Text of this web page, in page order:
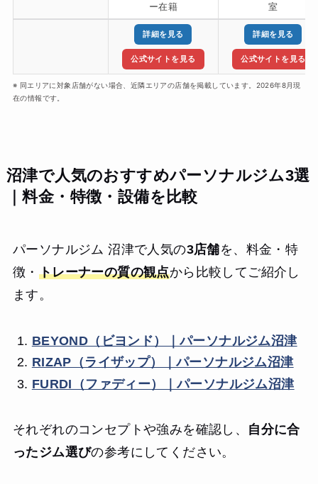
ー在籍
室
詳細を見る
公式サイトを見る
詳細を見る
公式サイトを見る
※ 同エリアに対象店舗がない場合、近隣エリアの店舗を掲載しています。2026年8月現
在の情報です。
沼津で人気のおすすめパーソナルジム3選
｜料金・特徴・設備を比較
パーソナルジム 沼津で人気の3店舗を、料金・特
徴・ トレーナーの質の観点から比較してご紹介し
ます。
BEYOND（ビヨンド）｜パーソナルジム沼津
RIZAP（ライザップ）｜パーソナルジム沼津
FURDI（ファディー）｜パーソナルジム沼津
それぞれのコンセプトや強みを確認し、 自分に合
ったジム選びの参考にしてください。